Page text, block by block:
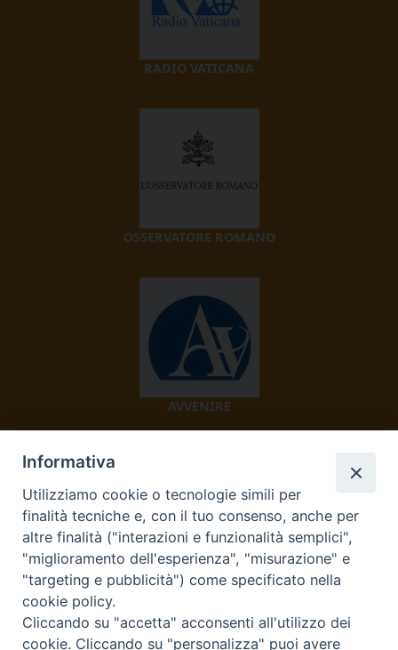
RADIO VATICANA
OSSERVATORE ROMANO
AVVENIRE
TV 2000
Informativa
Utilizziamo cookie o tecnologie simili per
finalità tecniche e, con il tuo consenso, anche per
altre finalità ("interazioni e funzionalità semplici",
"miglioramento dell'esperienza", "misurazione" e
"targeting e pubblicità") come specificato nella
cookie policy.
Cliccando su "accetta" acconsenti all'utilizzo dei
cookie. Cliccando su "personalizza" puoi avere